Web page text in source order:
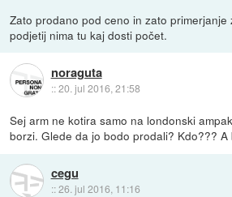
Zato prodano pod ceno in zato primerjanje
podjetij nima tu kaj dosti počet.
noraguta
::20. jul 2016, 21:58
Sej arm ne kotira samo na londonski
borzi. Glede da jo bodo prodali? Kdo??? A
cegu
::26. jul 2016, 11:16